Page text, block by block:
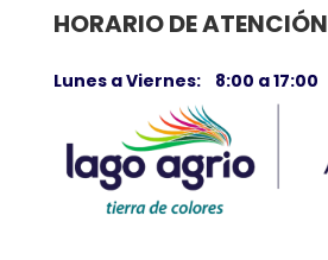
HORARIO DE ATENCIÓN
Lunes a Viernes: 8:00 a 17:00